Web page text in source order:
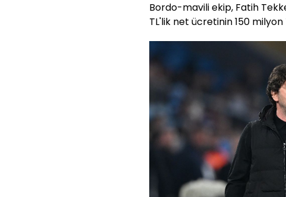
Bordo-mavili ekip, Fatih
TL'lik net ücretinin 150